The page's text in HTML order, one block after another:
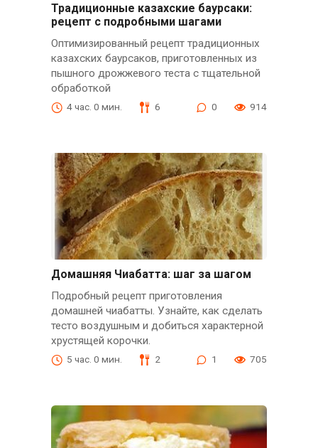
Традиционные казахские баурсаки:
рецепт с подробными шагами
Оптимизированный рецепт традиционных
казахских баурсаков, приготовленных из
пышного дрожжевого теста с тщательной
обработкой
4 час. 0 мин. 6 0 914
Домашняя Чиабатта: шаг за шагом
Подробный рецепт приготовления
домашней чиабатты. Узнайте, как сделать
тесто воздушным и добиться характерной
хрустящей корочки.
5 час. 0 мин. 2 1 705